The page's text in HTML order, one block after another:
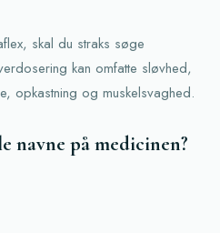
skal du straks søge
kan omfatte sløvhed,
opkastning og muskelsvaghed.
navne på medicinen?